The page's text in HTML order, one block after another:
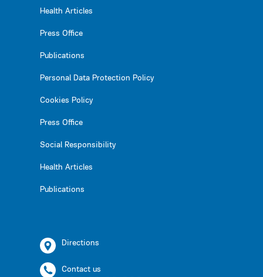
Health Articles
Press Office
Publications
Personal Data Protection Policy
Cookies Policy
Press Office
Social Responsibility
Health Articles
Publications
Directions
Contact us